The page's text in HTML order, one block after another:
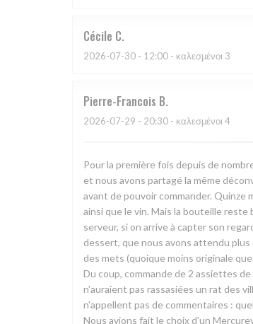
Cécile C
2026-07-30 - 12:00 - καλεσμένοι 3
Pierre-Francois B
2026-07-29 - 20:30 - καλεσμένοι 4
Pour la première fois depuis de
et nous avons partagé la même
avant de pouvoir commander.
ainsi que le vin. Mais la bouteille
serveur, si on arrive à capter son
dessert, que nous avons attendu plus
des mets (quoique moins originale
Du coup, commande de 2 assiettes
n'auraient pas rassasiées un rat des
n'appellent pas de commentaires :
Nous avions fait le choix d'un